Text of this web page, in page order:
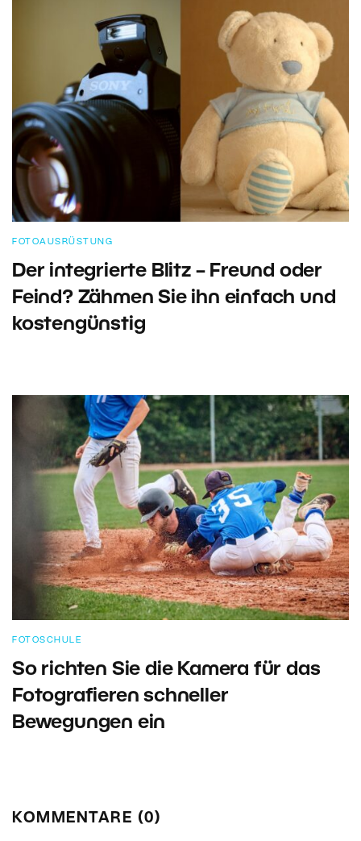
FOTOAUSRÜSTUNG
Der integrierte Blitz – Freund oder
Feind? Zähmen Sie ihn einfach und
kostengünstig
FOTOSCHULE
So richten Sie die Kamera für das
Fotografieren schneller
Bewegungen ein
KOMMENTARE (0)